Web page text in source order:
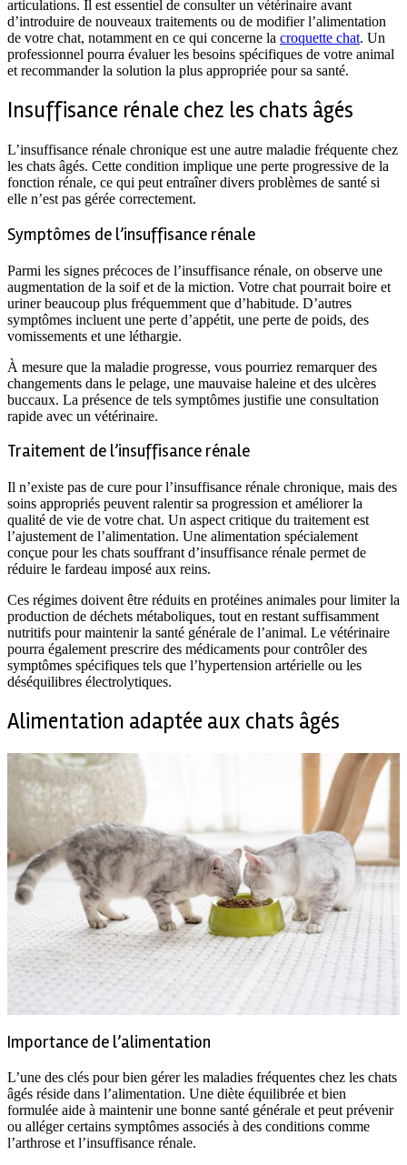
articulations. Il est essentiel de consulter un vétérinaire avant
d’introduire de nouveaux traitements ou de modifier l’alimentation
de votre chat, notamment en ce qui concerne la croquette chat. Un
professionnel pourra évaluer les besoins spécifiques de votre animal
et recommander la solution la plus appropriée pour sa santé.
Insuffisance rénale chez les chats âgés
L’insuffisance rénale chronique est une autre maladie fréquente chez
les chats âgés. Cette condition implique une perte progressive de la
fonction rénale, ce qui peut entraîner divers problèmes de santé si
elle n’est pas gérée correctement.
Symptômes de l’insuffisance rénale
Parmi les signes précoces de l’insuffisance rénale, on observe une
augmentation de la soif et de la miction. Votre chat pourrait boire et
uriner beaucoup plus fréquemment que d’habitude. D’autres
symptômes incluent une perte d’appétit, une perte de poids, des
vomissements et une léthargie.
À mesure que la maladie progresse, vous pourriez remarquer des
changements dans le pelage, une mauvaise haleine et des ulcères
buccaux. La présence de tels symptômes justifie une consultation
rapide avec un vétérinaire.
Traitement de l’insuffisance rénale
Il n’existe pas de cure pour l’insuffisance rénale chronique, mais des
soins appropriés peuvent ralentir sa progression et améliorer la
qualité de vie de votre chat. Un aspect critique du traitement est
l’ajustement de l’alimentation. Une alimentation spécialement
conçue pour les chats souffrant d’insuffisance rénale permet de
réduire le fardeau imposé aux reins.
Ces régimes doivent être réduits en protéines animales pour limiter la
production de déchets métaboliques, tout en restant suffisamment
nutritifs pour maintenir la santé générale de l’animal. Le vétérinaire
pourra également prescrire des médicaments pour contrôler des
symptômes spécifiques tels que l’hypertension artérielle ou les
déséquilibres électrolytiques.
Alimentation adaptée aux chats âgés
Importance de l’alimentation
L’une des clés pour bien gérer les maladies fréquentes chez les chats
âgés réside dans l’alimentation. Une diète équilibrée et bien
formulée aide à maintenir une bonne santé générale et peut prévenir
ou alléger certains symptômes associés à des conditions comme
l’arthrose et l’insuffisance rénale.